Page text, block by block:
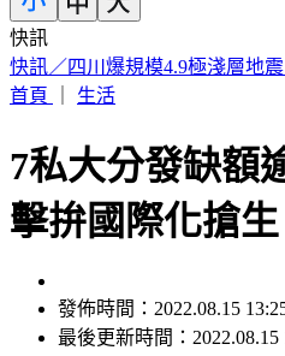
快訊
公視遭砍10億預算！江宏恩「6
首頁
生活
7私大分發缺
擊拚國際化搶生
發佈時間：2022.08.15
最後更新時間：2022.08.15